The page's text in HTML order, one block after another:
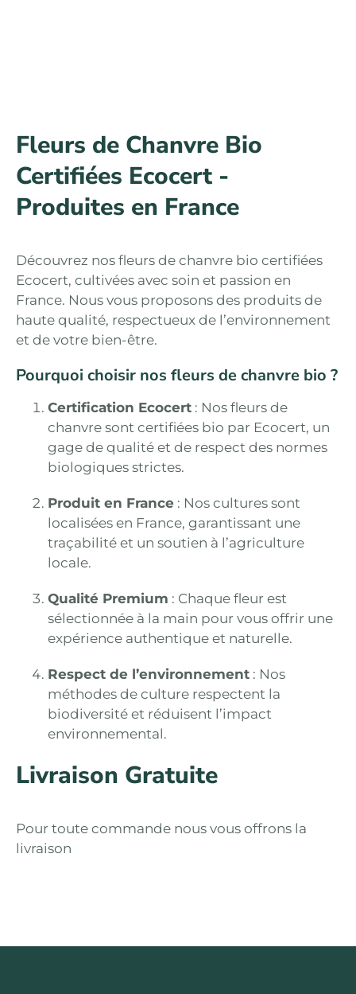
Fleurs de Chanvre Bio
Certifiées Ecocert -
Produites en France
Découvrez nos fleurs de chanvre bio certifiées
Ecocert, cultivées avec soin et passion en
France. Nous vous proposons des produits de
haute qualité, respectueux de l’environnement
et de votre bien-être.
Pourquoi choisir nos fleurs de chanvre bio ?
Certification Ecocert : Nos fleurs de
chanvre sont certifiées bio par Ecocert, un
gage de qualité et de respect des normes
biologiques strictes.
Produit en France : Nos cultures sont
localisées en France, garantissant une
traçabilité et un soutien à l’agriculture
locale.
Qualité Premium : Chaque fleur est
sélectionnée à la main pour vous offrir une
expérience authentique et naturelle.
Respect de l’environnement : Nos
méthodes de culture respectent la
biodiversité et réduisent l’impact
environnemental.
Livraison Gratuite
Pour toute commande nous vous offrons la
livraison